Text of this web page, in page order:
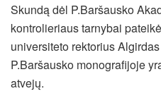
Skundą dėl P.Baršausko
kontrolieriaus tarnybai
universiteto rektorius
P.Baršausko monografijoje
atvejų.